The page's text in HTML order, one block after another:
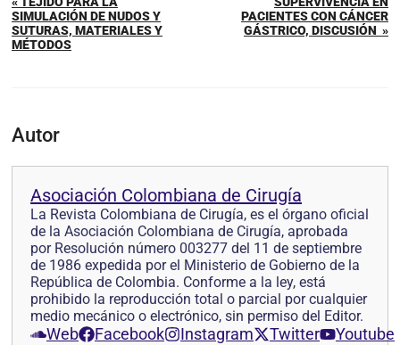
SIMULACIÓN DE NUDOS Y
SUTURAS, MATERIALES Y
MÉTODOS
PACIENTES CON CÁNCER
GÁSTRICO, DISCUSIÓN »
Autor
Asociación Colombiana de Cirugía
La Revista Colombiana de Cirugía, es el órgano oficial
de la Asociación Colombiana de Cirugía, aprobada
por Resolución número 003277 del 11 de septiembre
de 1986 expedida por el Ministerio de Gobierno de la
República de Colombia. Conforme a la ley, está
prohibido la reproducción total o parcial por cualquier
medio mecánico o electrónico, sin permiso del Editor.
Web Facebook Instagram Twitter Youtube